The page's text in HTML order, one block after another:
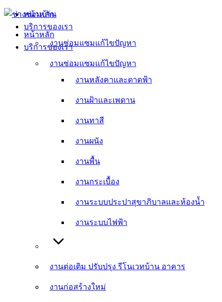
Skip
content
หน้าหลัก
บริการของเรา
งานซ่อมแซมแก้ไขปัญหา
งานหลังคาและดาดฟ้า
งานฝ้าและเพดาน
งานทาสี
งานผนัง
งานพื้น
งานกระเบื้อง
งานระบบประปาสุขาภิบาลและห้องน้ำ
งานระบบไฟฟ้า
งานต่อเติม ปรับปรุง รีโนเวทบ้าน อาคาร
งานก่อสร้างใหม่
หน้าหลัก
บริการของเรา
งานซ่อมแซมแก้ไขปัญหา
งานหลังคาและดาดฟ้า
งานฝ้าและเพดาน
งานทาสี
งานผนัง
งานพื้น
งานกระเบื้อง
งานระบบประปาสุขาภิบาลและห้องน้ำ
งานระบบไฟฟ้า
งานต่อเติม ปรับปรุง รีโนเวทบ้าน อาคาร
งานก่อสร้างใหม่
งานภายนอกบ้าน